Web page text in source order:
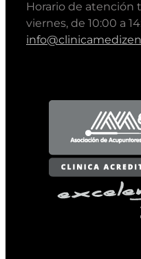
Horario de atención
viernes, de 10:00 a